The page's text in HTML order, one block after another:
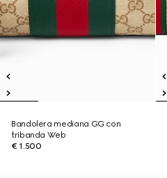
Bandolera mediana GG con
tribanda Web
€ 1.500